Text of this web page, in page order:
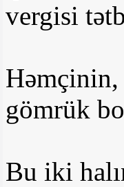
vergisi
gömrük
Bu iki